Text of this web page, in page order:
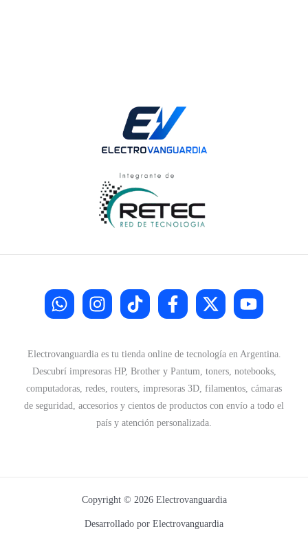
Electrovanguardia es tu tienda online de tecnología en Argentina.
Descubrí impresoras HP, Brother y Pantum, toners, notebooks,
computadoras, redes, routers, impresoras 3D, filamentos, cámaras
de seguridad, accesorios y cientos de productos con envío a todo el
país y atención personalizada.
Copyright © 2026 Electrovanguardia
Desarrollado por Electrovanguardia